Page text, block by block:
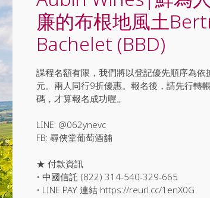
廉的布根地風土
Bachelet (BBD)
課程名額有限，我們將以登記優先順序為
元。兩人同行9折優惠。報名後，請先行轉
碼，才算報名成功喔。
LINE: @062ynevc
FB: 尋俠堂葡萄酒舖
★ 付款資訊
• 中國信託 (822) 314-540-329-665
• LINE PAY 連結 https://reurl.cc/1enX0G